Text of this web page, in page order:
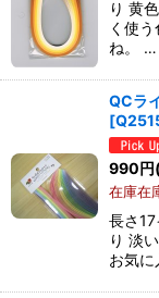
り 黄
く使
ね。 …
QCラ
[
990円
在庫在
長さ
り 淡
お気に